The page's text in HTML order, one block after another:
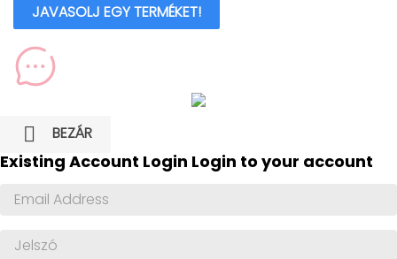
JAVASOLJ EGY TERMÉKET!
 BEZÁR
Existing Account Login Login to your account